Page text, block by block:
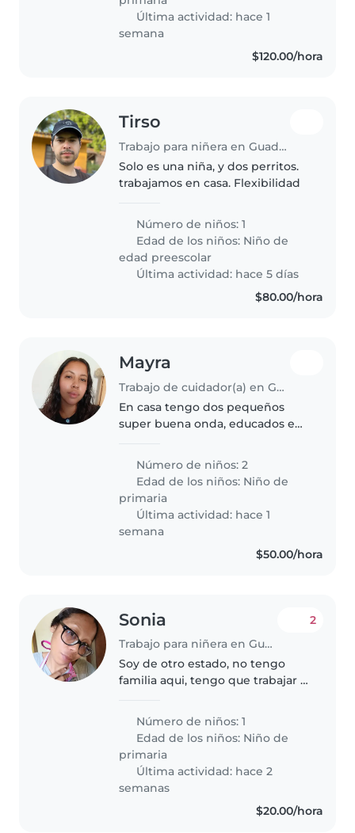
Última actividad: hace 1
semana
$120.00/hora
Tirso
Trabajo para niñera en Guadalajara
Solo es una niña, y dos perritos.
trabajamos en casa. Flexibilidad
Número de niños: 1
Edad de los niños: Niño de
edad preescolar
Última actividad: hace 5 días
$80.00/hora
Mayra
Trabajo de cuidador(a) en Guadalajara
En casa tengo dos pequeños
super buena onda, educados e
tranquila de 4 años que se la
pasa dormida todo el día me
gustaría mucho..
Número de niños: 2
Edad de los niños: Niño de
primaria
Última actividad: hace 1
semana
$50.00/hora
Sonia
Trabajo para niñera en Guadalajara
2
Soy de otro estado, no tengo
familia aqui, tengo que trabajar y
no no podré solventar gastos,
llegué aquí x mi pareja pero me
hecho a la calle con..
Número de niños: 1
Edad de los niños: Niño de
primaria
Última actividad: hace 2
semanas
$20.00/hora